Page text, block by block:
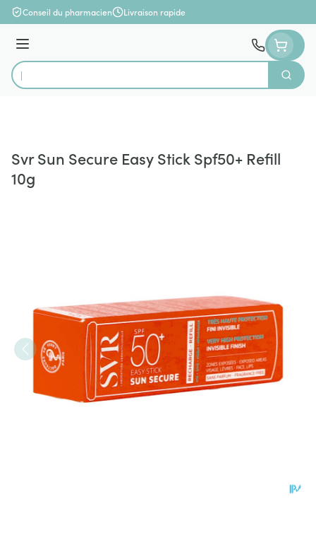
Aller au contenu
Conseil du pharmacien Livraison rapide
Menu
Rechercher
Svr Sun Secure Easy Stick Spf50+ Refill
10g